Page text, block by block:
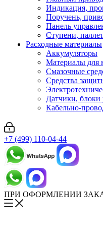
Индикация,
Поручень,
Панель
Ступени,
Расходные материалы
Аккумуляторы
Материалы для
Смазочные
Средства
Датчики, блоки
Кабельно-
+7 (499) 110-04-44
ПРИ ОФОРМЛЕНИИ